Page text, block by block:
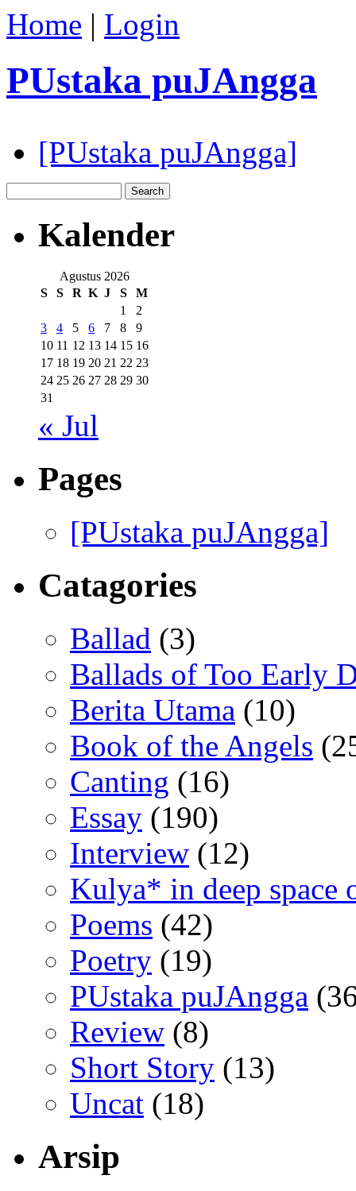
Home | Login
PUstaka puJAngga
[PUstaka puJAngga]
Kalender
Agustus 2026
S
S R K J S
M
1
2
3
4 5 6 7 8
9
10 11 12 13 14 15 16
17 18 19 20 21 22 23
24 25 26 27 28 29 30
31
« Jul
Pages
[PUstaka puJAngga]
Catagories
Ballad (3)
Ballads of Too Early
Berita Utama (10)
Book of the Angels
Canting (16)
Essay (190)
Interview (12)
Kulya* in deep space
Poems (42)
Poetry (19)
PUstaka puJAngga
Review (8)
Short Story (13)
Uncat (18)
Arsip